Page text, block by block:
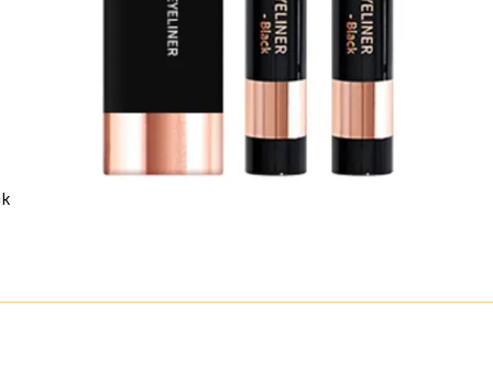
nâu trầm ấm mang lại sự quyến rũ và thanh lịch.